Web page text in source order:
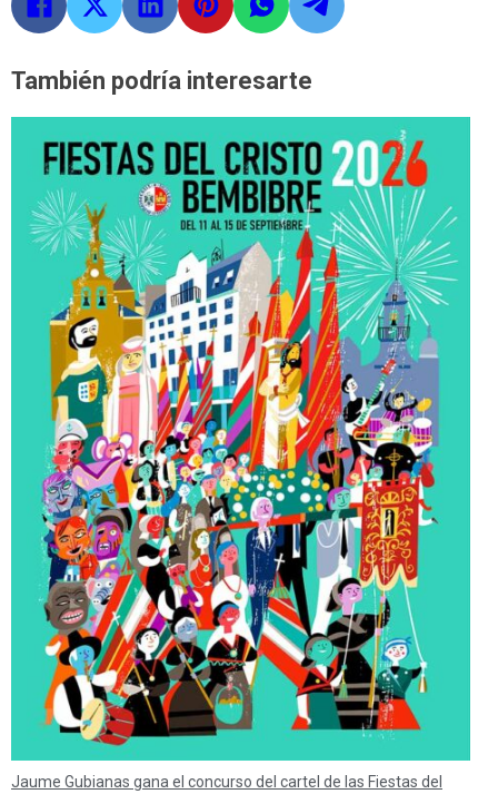
También podría interesarte
Jaume Gubianas gana el concurso del cartel de las Fiestas del